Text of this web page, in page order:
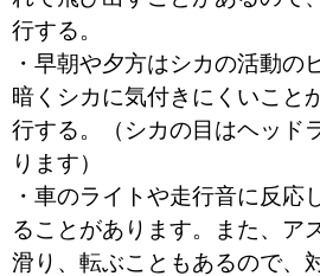
行する。
・早朝や夕方はシカの活動の
暗くシカに気付きにくいこと
行する。（シカの目はヘッド
ります）
・車のライトや走行音に反応
ることがあります。また、ア
滑り、転ぶこともあるので、